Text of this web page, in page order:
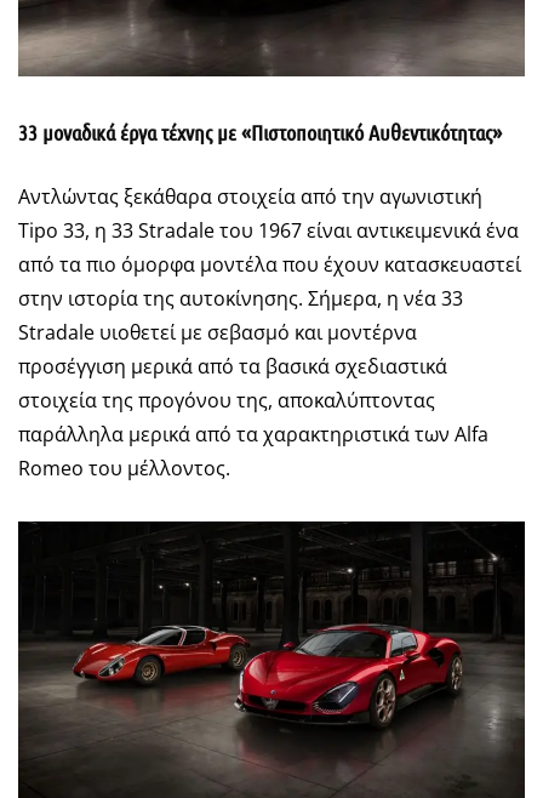
33 μοναδικά έργα τέχνης με «Πιστοποιητικό Αυθεντικότητας»
Αντλώντας ξεκάθαρα στοιχεία από την αγωνιστική
Tipo 33, η 33 Stradale του 1967 είναι αντικειμενικά ένα
από τα πιο όμορφα μοντέλα που έχουν κατασκευαστεί
στην ιστορία της αυτοκίνησης. Σήμερα, η νέα 33
Stradale υιοθετεί με σεβασμό και μοντέρνα
προσέγγιση μερικά από τα βασικά σχεδιαστικά
στοιχεία της προγόνου της, αποκαλύπτοντας
παράλληλα μερικά από τα χαρακτηριστικά των Alfa
Romeo του μέλλοντος.